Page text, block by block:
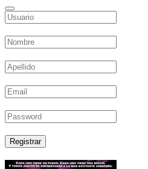
Registrar